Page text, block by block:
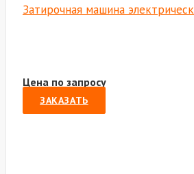
Затирочная машина
Цена по запросу
ЗАКАЗАТЬ